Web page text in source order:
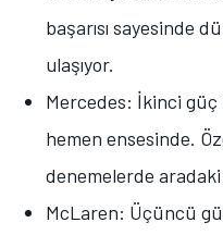
başarısı sayesinde
ulaşıyor.
Mercedes: İkinci
hemen ensesinde.
denemelerde
McLaren: Üçüncü